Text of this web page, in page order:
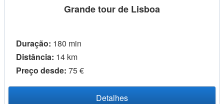
Grande tour de Lisboa
Duração: 180 min
Distância: 14 km
Preço desde: 75 €
Detalhes